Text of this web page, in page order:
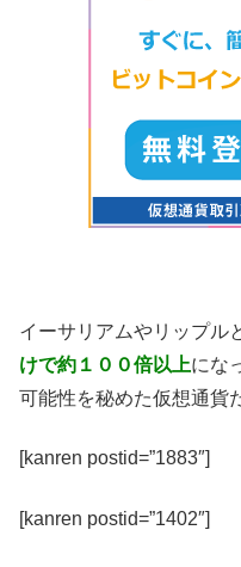
イーサリアムやリップル
けで約１００倍以上にな
可能性を秘めた仮想通貨
[kanren postid=”1883″]
[kanren postid=”1402″]